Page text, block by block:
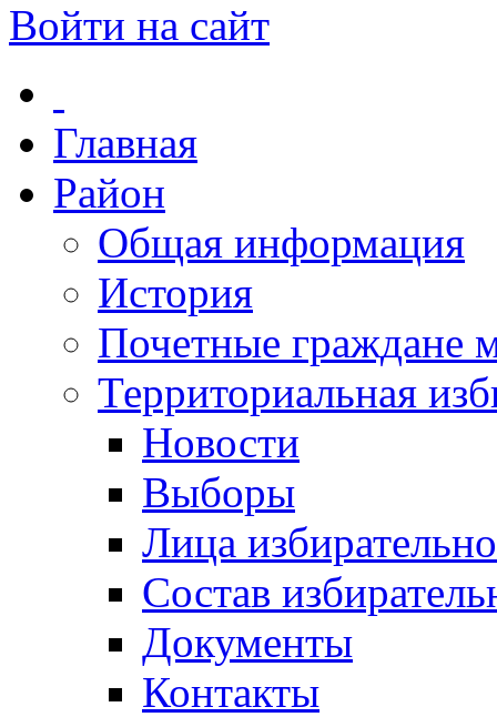
Войти на сайт
Главная
Район
Общая информация
История
Почетные граждане
Территориальная
Новости
Выборы
Лица
Состав
Документы
Контакты